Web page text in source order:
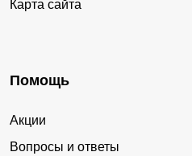
Карта сайта
Помощь
Акции
Вопросы и ответы